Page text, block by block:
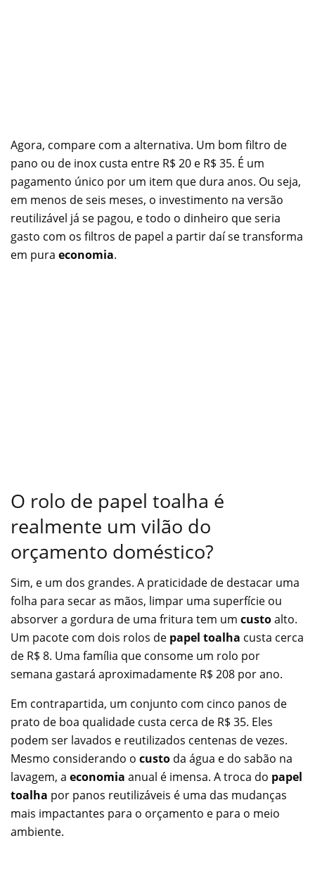
Agora, compare com a alternativa. Um bom filtro de
pano ou de inox custa entre R$ 20 e R$ 35. É um
pagamento único por um item que dura anos. Ou seja,
em menos de seis meses, o investimento na versão
reutilizável já se pagou, e todo o dinheiro que seria
gasto com os filtros de papel a partir daí se transforma
em pura economia.
O rolo de papel toalha é
realmente um vilão do
orçamento doméstico?
Sim, e um dos grandes. A praticidade de destacar uma
folha para secar as mãos, limpar uma superfície ou
absorver a gordura de uma fritura tem um custoalto.
Um pacote com dois rolos de papel toalha custa cerca
de R$ 8. Uma família que consome um rolo por
semana gastará aproximadamente R$ 208 por ano.
Em contrapartida, um conjunto com cinco panos de
prato de boa qualidade custa cerca de R$ 35. Eles
podem ser lavados e reutilizados centenas de vezes.
Mesmo considerando o custo da água e do sabão na
lavagem, a economia anual é imensa. A troca do papel
toalha por panos reutilizáveis é uma das mudanças
mais impactantes para o orçamento e para o meio
ambiente.